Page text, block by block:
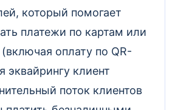
который помогает
платежи по картам или
оплату по QR-
эквайрингу клиент
поток клиентов